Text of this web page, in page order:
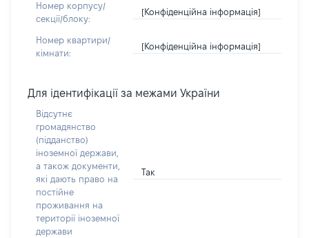
Номер корпусу/
секції/блоку:
[Конфіденційна інформація]
Номер квартири/
кімнати:
[Конфіденційна інформація]
Для ідентифікації за межами України
Відсутнє
громадянство
(підданство)
іноземної держави,
а також документи,
які дають право на
постійне
проживання на
території іноземної
держави
Так